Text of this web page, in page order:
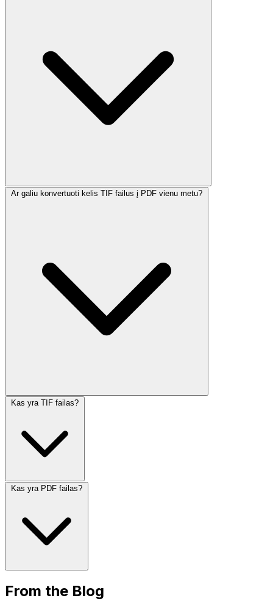
Ar galiu konvertuoti kelis TIF failus į PDF vienu metu?
Kas yra TIF failas?
Kas yra PDF failas?
From the Blog